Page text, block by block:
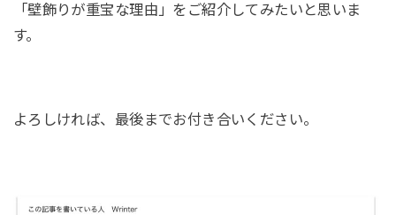
「壁飾りが重宝な理由」をご紹介してみたいと思いま
す。
よろしければ、最後までお付き合いください。